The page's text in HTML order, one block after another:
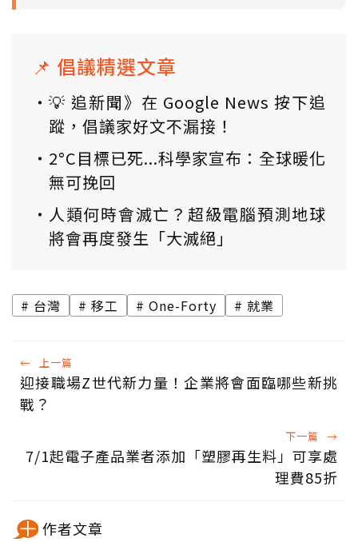
📌 倡議精選文章
💡 追新聞》在 Google News 按下追
蹤，倡議家好文不漏接！
2°C目標已死...科學家宣布：全球暖化
無可挽回
人類何時會滅亡？超級電腦預測地球
將會再度發生「大滅絕」
台灣 移工 One-Forty 就業
← 上一篇
迎接職場Z世代新力量！企業將會面臨哪些新挑
戰？
下一篇 →
7/1起電子產品業者添加「塑膠再生料」可享處
理費85折
作者文章